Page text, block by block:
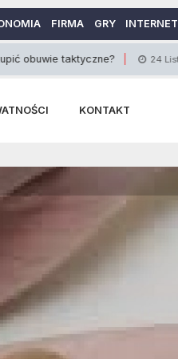
FIRMA GRY INTERNET
taktyczne? 24 Listopada 2015
KONTAKT